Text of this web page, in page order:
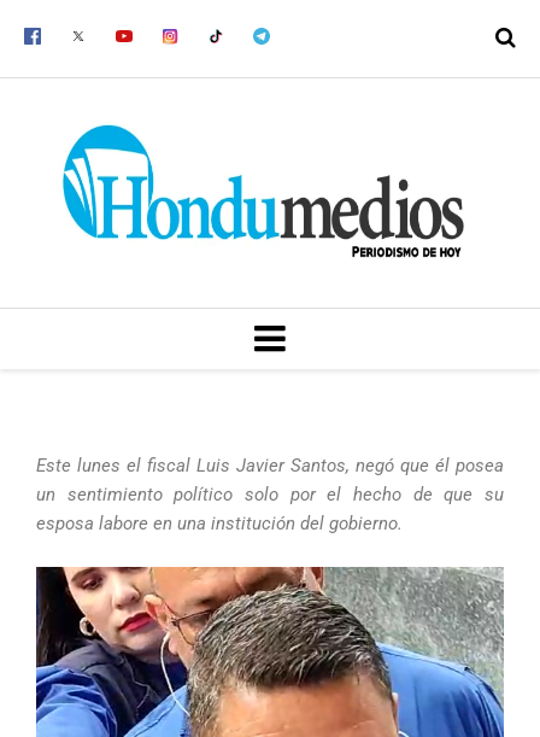
MENU
Este lunes el fiscal Luis Javier Santos, negó que él posea
un sentimiento político solo por el hecho de que su
esposa labore en una institución del gobierno.